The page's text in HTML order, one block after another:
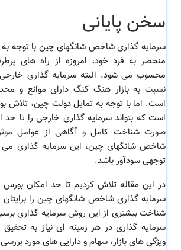
سخن پایانی
سرمایه گذاری شاخص شانگهای چین با توجه به
منحصر به فرد خود، امروزه از راه های
محسوب می شود. البته سرمایه گذاری
نسبت به بازار هنگ کنگ دارای موانع و
است. اما با توجه به تمایل دولت چین، تلاش
است که بتواند سرمایه گذاری خارجی را تا
صورت شناخت کامل و آگاهی از عوامل
شاخص شانگهای چین، این سرمایه گذاری می
توجهی سودآور باشد.
در این مقاله تلاش کردیم تا حد امکان
سرمایه گذاری شاخص شانگهای چین را
شناخت بیشتری از این روش سرمایه گذاری
سرمایه گذاری در هر زمینه ای نیاز به
ویژگی های بازار، سهام و دارایی های مورد